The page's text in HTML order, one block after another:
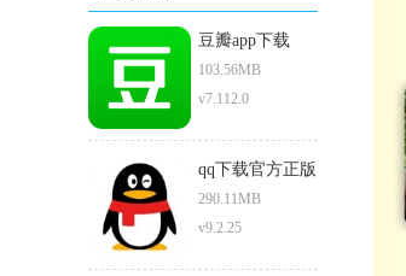
豆瓣app下载
103.56MB
v7.112.0
qq下载官方正版
290.11MB
v9.2.25